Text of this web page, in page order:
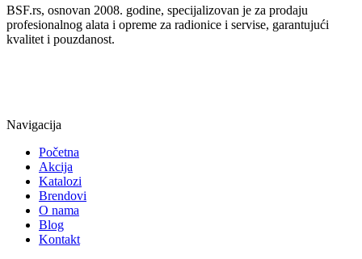
BSF.rs, osnovan 2008. godine, specijalizovan je za prodaju
profesionalnog alata i opreme za radionice i servise, garantujući
kvalitet i pouzdanost.
Navigacija
Početna
Akcija
Katalozi
Brendovi
O nama
Blog
Kontakt